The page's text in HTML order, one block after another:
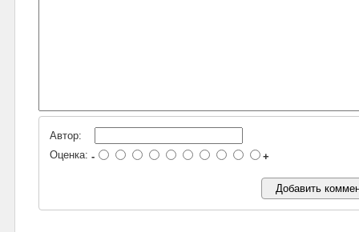
Автор:
Оценка: - +